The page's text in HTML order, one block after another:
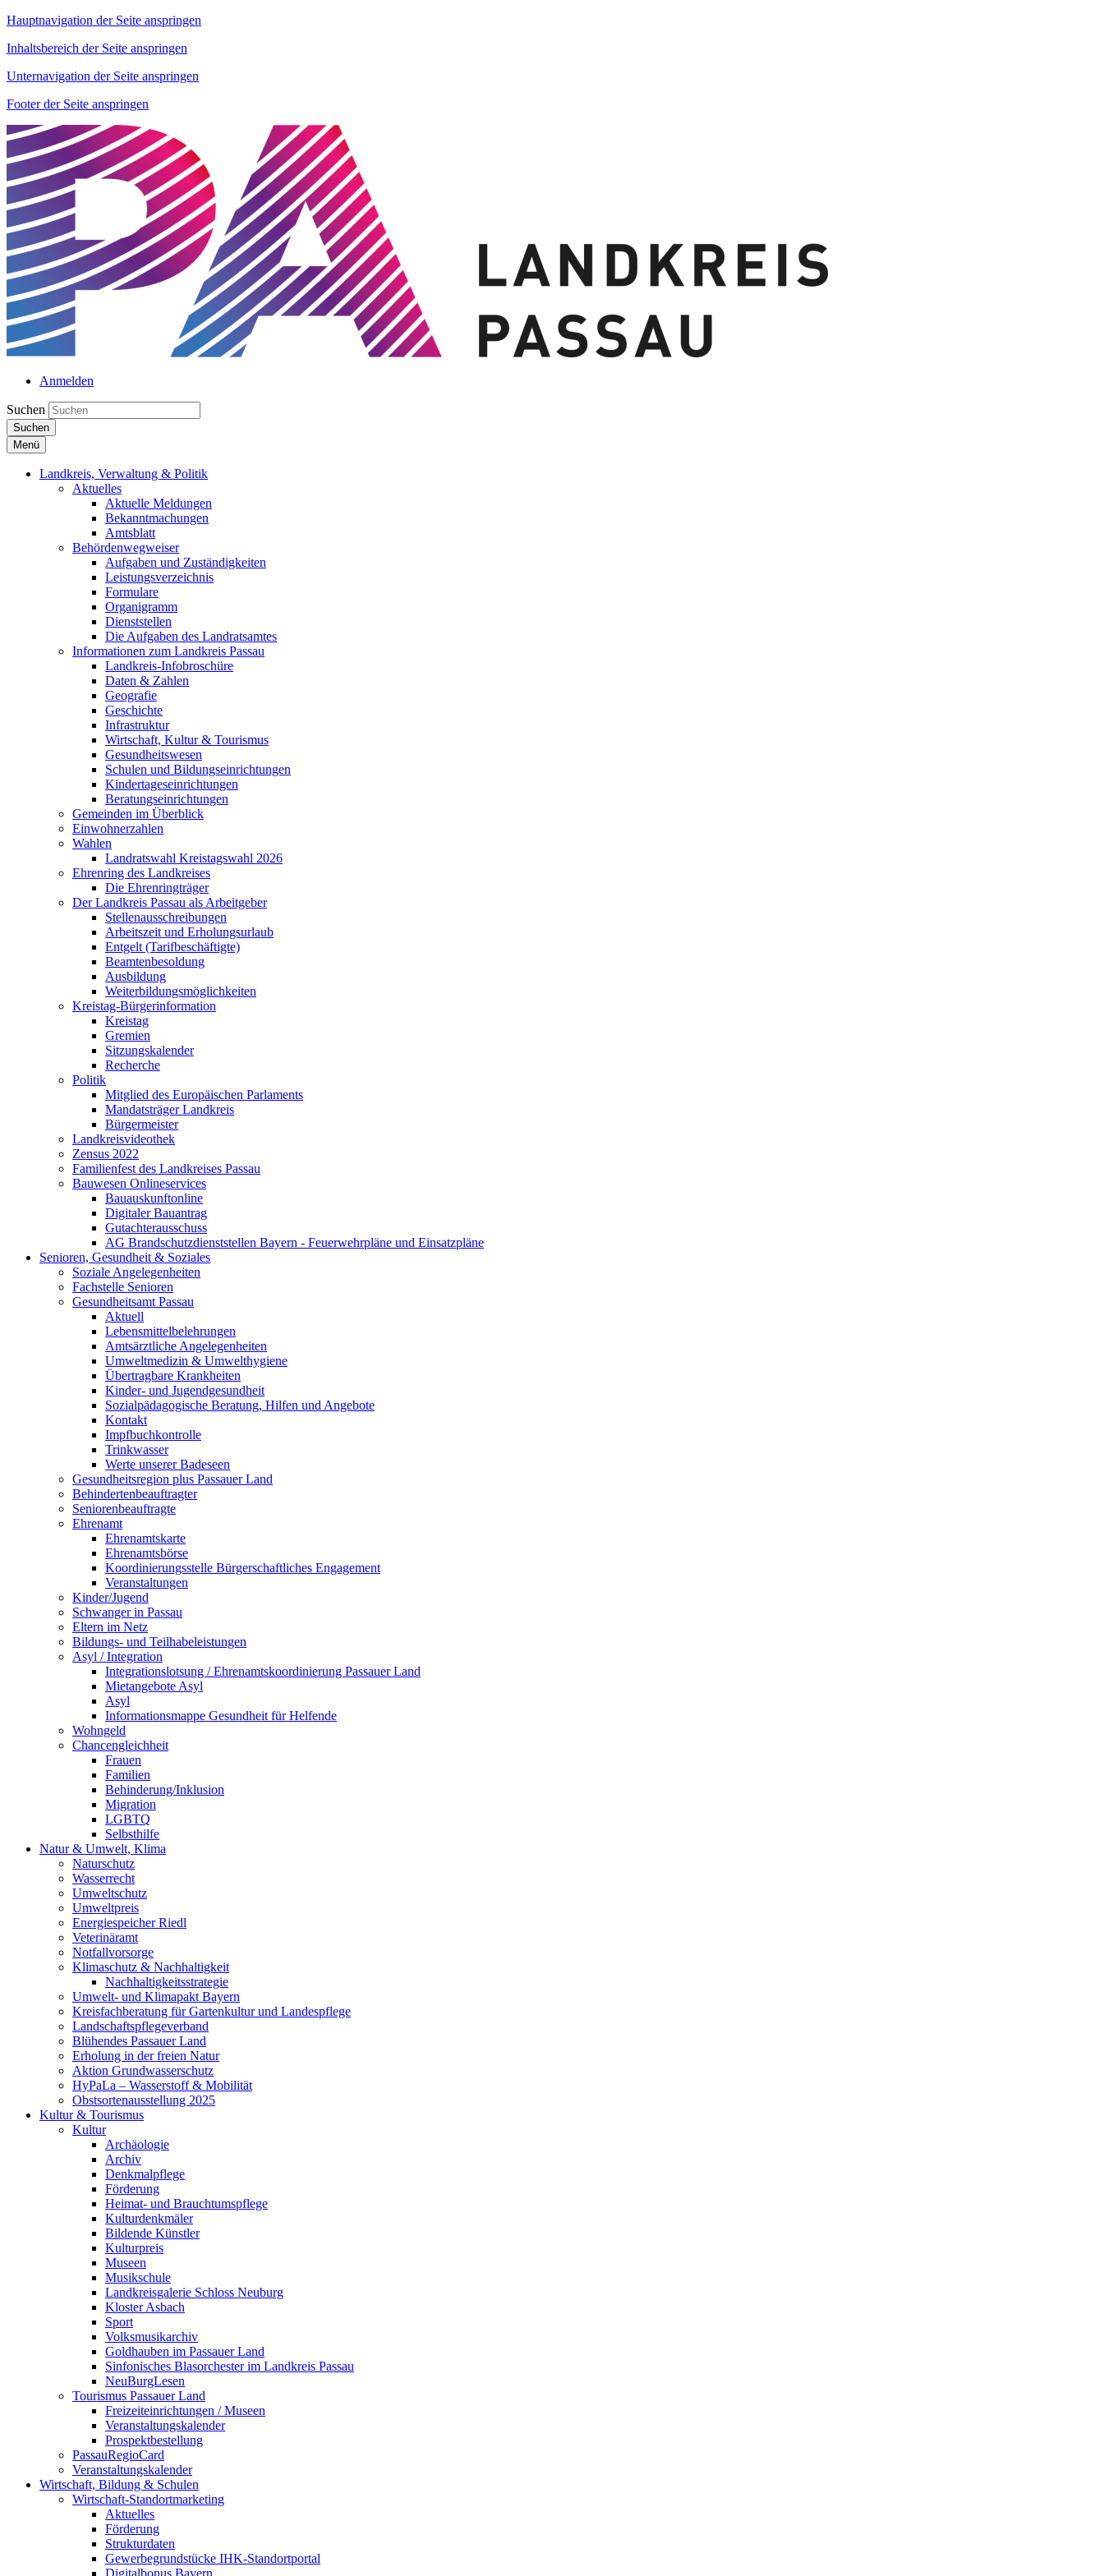
Hauptnavigation der Seite anspringen
Inhaltsbereich der Seite anspringen
Unternavigation der Seite anspringen
Footer der Seite anspringen
Anmelden
Suchen
Suchen
Menü
Landkreis, Verwaltung & Politik
Aktuelles
Aktuelle Meldungen
Bekanntmachungen
Amtsblatt
Behördenwegweiser
Aufgaben und Zuständigkeiten
Leistungsverzeichnis
Formulare
Organigramm
Dienststellen
Die Aufgaben des Landratsamtes
Informationen zum Landkreis Passau
Landkreis-Infobroschüre
Daten & Zahlen
Geografie
Geschichte
Infrastruktur
Wirtschaft, Kultur & Tourismus
Gesundheitswesen
Schulen und Bildungseinrichtungen
Kindertageseinrichtungen
Beratungseinrichtungen
Gemeinden im Überblick
Einwohnerzahlen
Wahlen
Landratswahl Kreistagswahl 2026
Ehrenring des Landkreises
Die Ehrenringträger
Der Landkreis Passau als Arbeitgeber
Stellenausschreibungen
Arbeitszeit und Erholungsurlaub
Entgelt (Tarifbeschäftigte)
Beamtenbesoldung
Ausbildung
Weiterbildungsmöglichkeiten
Kreistag-Bürgerinformation
Kreistag
Gremien
Sitzungskalender
Recherche
Politik
Mitglied des Europäischen Parlaments
Mandatsträger Landkreis
Bürgermeister
Landkreisvideothek
Zensus 2022
Familienfest des Landkreises Passau
Bauwesen Onlineservices
Bauauskunftonline
Digitaler Bauantrag
Gutachterausschuss
AG Brandschutzdienststellen Bayern - Feuerwehrpläne und Einsatzpläne
Senioren, Gesundheit & Soziales
Soziale Angelegenheiten
Fachstelle Senioren
Gesundheitsamt Passau
Aktuell
Lebensmittelbelehrungen
Amtsärztliche Angelegenheiten
Umweltmedizin & Umwelthygiene
Übertragbare Krankheiten
Kinder- und Jugendgesundheit
Sozialpädagogische Beratung, Hilfen und Angebote
Kontakt
Impfbuchkontrolle
Trinkwasser
Werte unserer Badeseen
Gesundheitsregion plus Passauer Land
Behindertenbeauftragter
Seniorenbeauftragte
Ehrenamt
Ehrenamtskarte
Ehrenamtsbörse
Koordinierungsstelle Bürgerschaftliches Engagement
Veranstaltungen
Kinder/Jugend
Schwanger in Passau
Eltern im Netz
Bildungs- und Teilhabeleistungen
Asyl / Integration
Integrationslotsung / Ehrenamtskoordinierung Passauer Land
Mietangebote Asyl
Asyl
Informationsmappe Gesundheit für Helfende
Wohngeld
Chancengleichheit
Frauen
Familien
Behinderung/Inklusion
Migration
LGBTQ
Selbsthilfe
Natur & Umwelt, Klima
Naturschutz
Wasserrecht
Umweltschutz
Umweltpreis
Energiespeicher Riedl
Veterinäramt
Notfallvorsorge
Klimaschutz & Nachhaltigkeit
Nachhaltigkeitsstrategie
Umwelt- und Klimapakt Bayern
Kreisfachberatung für Gartenkultur und Landespflege
Landschaftspflegeverband
Blühendes Passauer Land
Erholung in der freien Natur
Aktion Grundwasserschutz
HyPaLa – Wasserstoff & Mobilität
Obstsortenausstellung 2025
Kultur & Tourismus
Kultur
Archäologie
Archiv
Denkmalpflege
Förderung
Heimat- und Brauchtumspflege
Kulturdenkmäler
Bildende Künstler
Kulturpreis
Museen
Musikschule
Landkreisgalerie Schloss Neuburg
Kloster Asbach
Sport
Volksmusikarchiv
Goldhauben im Passauer Land
Sinfonisches Blasorchester im Landkreis Passau
NeuBurgLesen
Tourismus Passauer Land
Freizeiteinrichtungen / Museen
Veranstaltungskalender
Prospektbestellung
PassauRegioCard
Veranstaltungskalender
Wirtschaft, Bildung & Schulen
Wirtschaft-Standortmarketing
Aktuelles
Förderung
Strukturdaten
Gewerbegrundstücke IHK-Standortportal
Digitalbonus Bayern